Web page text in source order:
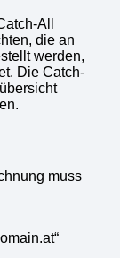
All
die an
werden,
Die Catch-
muss